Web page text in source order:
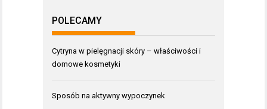
POLECAMY
Cytryna w pielęgnacji skóry – właściwości i
domowe kosmetyki
Sposób na aktywny wypoczynek